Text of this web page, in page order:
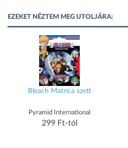
EZEKET NÉZTEM MEG UTOLJÁRA:
Bleach Matrica szett
Pyramid International
299 Ft-tól